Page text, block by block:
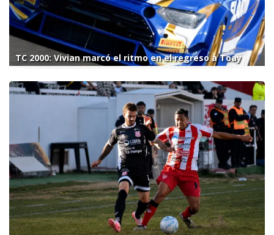
TC 2000: Vivian marcó el ritmo en el regreso a Toay